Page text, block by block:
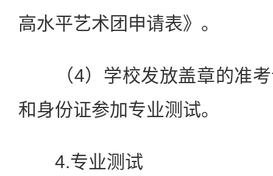
高水平艺术团申请表》。
（4）学校发放盖章的准考
和身份证参加专业测试。
4.专业测试